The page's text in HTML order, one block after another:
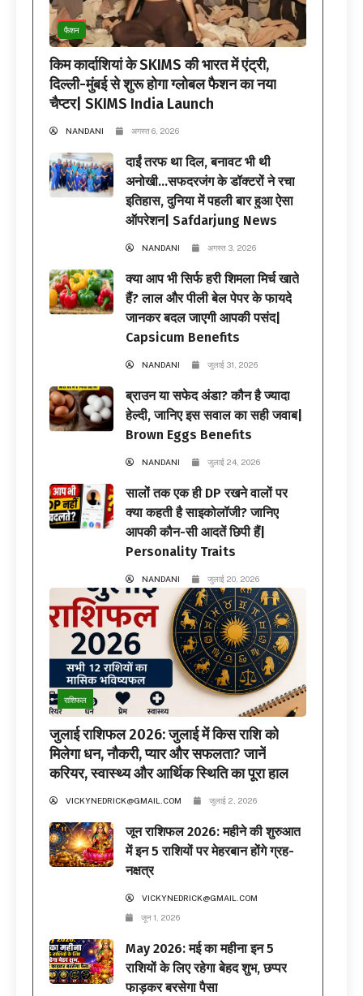
फैशन
किम कार्दाशियां के SKIMS की भारत में एंट्री,
दिल्ली-मुंबई से शुरू होगा ग्लोबल फैशन का नया
चैप्टर| SKIMS India Launch
NANDANI अगस्त 6, 2026
दाईं तरफ था दिल, बनावट भी थी
अनोखी…सफदरजंग के डॉक्टरों ने रचा
इतिहास, दुनिया में पहली बार हुआ ऐसा
ऑपरेशन| Safdarjung News
NANDANI अगस्त 3, 2026
क्या आप भी सिर्फ हरी शिमला मिर्च खाते
हैं? लाल और पीली बेल पेपर के फायदे
जानकर बदल जाएगी आपकी पसंद|
Capsicum Benefits
NANDANI जुलाई 31, 2026
ब्राउन या सफेद अंडा? कौन है ज्यादा
हेल्दी, जानिए इस सवाल का सही जवाब|
Brown Eggs Benefits
NANDANI जुलाई 24, 2026
सालों तक एक ही DP रखने वालों पर
क्या कहती है साइकोलॉजी? जानिए
आपकी कौन-सी आदतें छिपी हैं|
Personality Traits
NANDANI जुलाई 20, 2026
राशिफल
जुलाई राशिफल 2026: जुलाई में किस राशि को
मिलेगा धन, नौकरी, प्यार और सफलता? जानें
करियर, स्वास्थ्य और आर्थिक स्थिति का पूरा हाल
VICKYNEDRICK@GMAIL.COM जुलाई 2, 2026
जून राशिफल 2026: महीने की शुरुआत
में इन 5 राशियों पर मेहरबान होंगे ग्रह-
नक्षत्र
VICKYNEDRICK@GMAIL.COM
जून 1, 2026
May 2026: मई का महीना इन 5
राशियों के लिए रहेगा बेहद शुभ, छप्पर
फाड़कर बरसेगा पैसा